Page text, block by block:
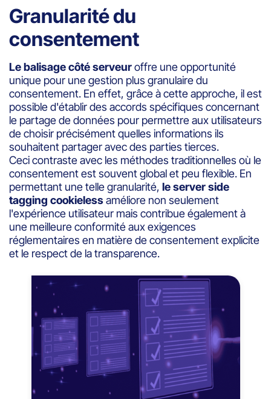
Granularité du
consentement
Le balisage côté serveuroffre une opportunité
unique pour une gestion plus granulaire du
consentement. En effet, grâce à cette approche, il est
possible d'établir des accords spécifiques concernant
le partage de données pour permettre aux utilisateurs
de choisir précisément quelles informations ils
souhaitent partager avec des parties tierces.
Ceci contraste avec les méthodes traditionnelles où le
consentement est souvent global et peu flexible. En
permettant une telle granularité, le server side
tagging cookielessaméliore non seulement
l'expérience utilisateur mais contribue également à
une meilleure conformité aux exigences
réglementaires en matière de consentement explicite
et le respect de la transparence.